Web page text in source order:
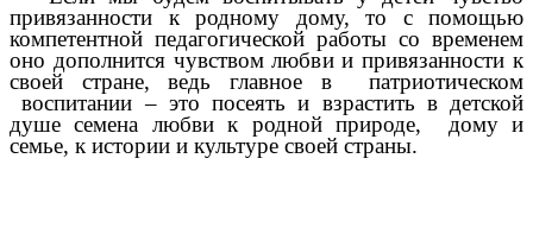
привязанности к родному дому, то с помощью
компетентной педагогической работы со временем
оно дополнится чувством любви и привязанности к
своей стране, ведь главное в патриотическом
воспитании – это посеять и взрастить в детской
душе семена любви к родной природе, дому и
семье, к истории и культуре своей страны.